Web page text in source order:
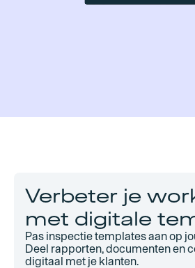
Verbeter je
met digitale
Pas inspectie templates aan op
Deel rapporten, documenten en
digitaal met je klanten.